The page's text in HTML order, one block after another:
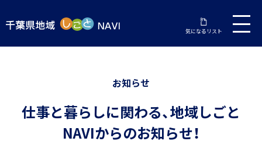
気になるリスト
お知らせ
仕事と暮らしに関わる、地域しごと
NAVIからのお知らせ！